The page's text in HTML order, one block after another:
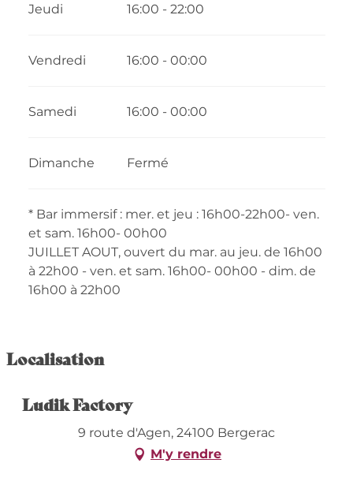
Jeudi 16:00 - 22:00
Vendredi 16:00 - 00:00
Samedi 16:00 - 00:00
Dimanche Fermé
* Bar immersif : mer. et jeu : 16h00-22h00- ven.
et sam. 16h00- 00h00
JUILLET AOUT, ouvert du mar. au jeu. de 16h00
à 22h00 - ven. et sam. 16h00- 00h00 - dim. de
16h00 à 22h00
Localisation
Ludik Factory
9 route d'Agen, 24100 Bergerac
M'y rendre